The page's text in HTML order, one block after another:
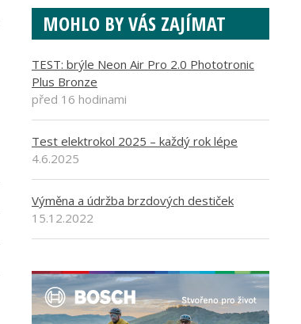
MOHLO BY VÁS ZAJÍMAT
TEST: brýle Neon Air Pro 2.0 Phototronic
Plus Bronze
před 16 hodinami
Test elektrokol 2025 – každý rok lépe
4.6.2025
Výměna a údržba brzdových destiček
15.12.2022